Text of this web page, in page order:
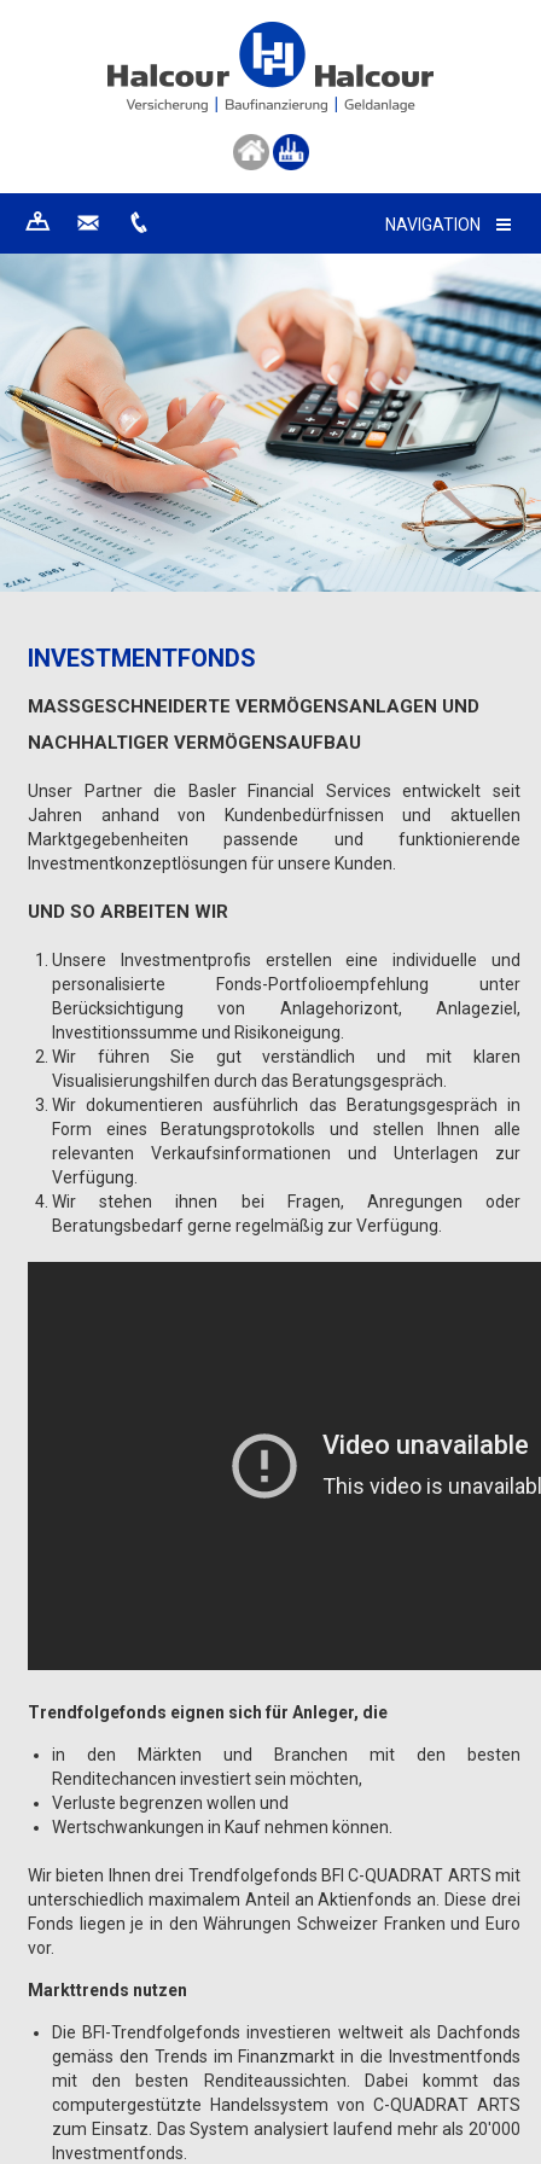
NAVIGATION
INVESTMENTFONDS
MASSGESCHNEIDERTE VERMÖGENSANLAGEN UND N
ACHHALTIGER VERMÖGENSAUFBAU
Unser Partner die Basler Financial Services entwickelt seit
Jahren anhand von Kundenbedürfnissen und aktuellen
Marktgegebenheiten passende und funktionierende
Investmentkonzeptlösungen für unsere Kunden.
UND SO ARBEITEN WIR
Unsere Investmentprofis erstellen eine individuelle und
personalisierte Fonds-Portfolioempfehlung unter
Berücksichtigung von Anlagehorizont, Anlageziel,
Investitionssumme und Risikoneigung.
Wir führen Sie gut verständlich und mit klaren
Visualisierungshilfen durch das Beratungsgespräch.
Wir dokumentieren ausführlich das Beratungsgespräch in
Form eines Beratungsprotokolls und stellen Ihnen alle
relevanten Verkaufsinformationen und Unterlagen zur
Verfügung.
Wir stehen ihnen bei Fragen, Anregungen oder
Beratungsbedarf gerne regelmäßig zur Verfügung.
Trendfolgefonds eignen sich für Anleger, die
in den Märkten und Branchen mit den besten
Renditechancen investiert sein möchten,
Verluste begrenzen wollen und
Wertschwankungen in Kauf nehmen können.
Wir bieten Ihnen drei Trendfolgefonds BFI C-QUADRAT ARTS mit
unterschiedlich maximalem Anteil an Aktienfonds an. Diese drei
Fonds liegen je in den Währungen Schweizer Franken und Euro
vor.
Markttrends nutzen
Die BFI-Trendfolgefonds investieren weltweit als Dachfonds
gemäss den Trends im Finanzmarkt in die Investmentfonds
mit den besten Renditeaussichten. Dabei kommt das
computergestützte Handelssystem von C-QUADRAT ARTS
zum Einsatz. Das System analysiert laufend mehr als 20'000
Investmentfonds.